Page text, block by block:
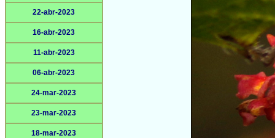
22-abr-2023
16-abr-2023
11-abr-2023
06-abr-2023
24-mar-2023
23-mar-2023
18-mar-2023